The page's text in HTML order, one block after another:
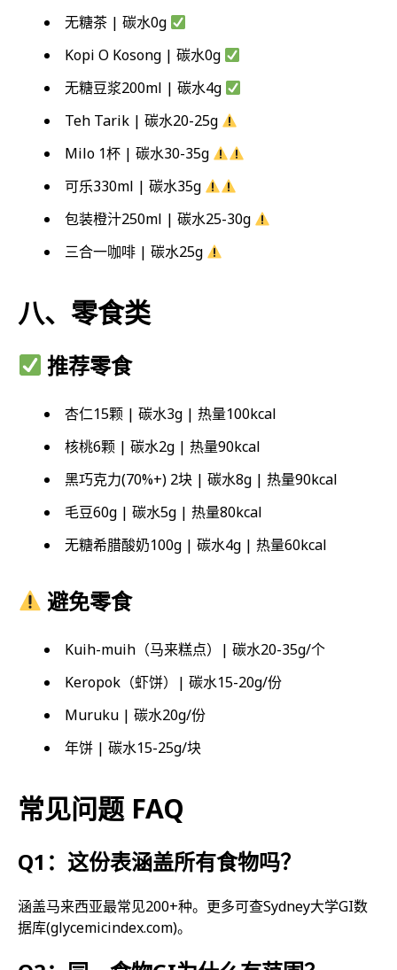
无糖茶 | 碳水0g
Kopi O Kosong | 碳水0g
无糖豆浆200ml | 碳水4g
Teh Tarik | 碳水20-25g
Milo 1杯 | 碳水30-35g
可乐330ml | 碳水35g
包装橙汁250ml | 碳水25-30g
三合一咖啡 | 碳水25g
八、零食类
推荐零食
杏仁15颗 | 碳水3g | 热量100kcal
核桃6颗 | 碳水2g | 热量90kcal
黑巧克力(70%+) 2块 | 碳水8g | 热量90kcal
毛豆60g | 碳水5g | 热量80kcal
无糖希腊酸奶100g | 碳水4g | 热量60kcal
避免零食
Kuih-muih（马来糕点）| 碳水20-35g/个
Keropok（虾饼）| 碳水15-20g/份
Muruku | 碳水20g/份
年饼 | 碳水15-25g/块
常见问题 FAQ
Q1：这份表涵盖所有食物吗？
涵盖马来西亚最常见200+种。更多可查Sydney大学GI数
据库(glycemicindex.com)。